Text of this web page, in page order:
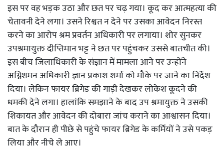
इस पर वह भड़क उठा और छत पर चढ़ गया। कूद कर आत्महत्या की
चेतावनी देने लगा। उसने रिश्वत न देने पर उसका आवेदन निरस्त
करने का आरोप श्रम प्रवर्तन अधिकारी पर लगाया। शोर सुनकर
उपश्रमायुक्त दीप्तिमान भट्ट ने छत पर पहुंचकर उससे बातचीत की।
इस बीच जिलाधिकारी के संज्ञान में मामला आने पर उन्होंने
अग्निशमन अधिकारी ज्ञान प्रकाश शर्मा को मौके पर जाने का निर्देश
दिया। लेकिन फायर ब्रिगेड की गाड़ी देखकर लोकेश कूदने की
धमकी देने लगा। हालांकि समझाने के बाद उप श्रमायुक्त ने उसकी
शिकायत और आवेदन की दोबारा जांच कराने का आश्वासन दिया।
बात के दौरान ही पीछे से पहुंचे फायर ब्रिगेड के कर्मियों ने उसे पकड़
लिया और नीचे ले आए।